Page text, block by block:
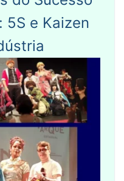
5S e Kaizen